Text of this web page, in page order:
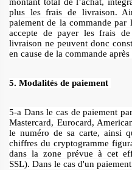
montant total de l’achat,
plus les frais de livraison.
paiement de la commande par
accepte de payer les frais
livraison ne peuvent donc
en cause de la commande
5. Modalités de paiement
5-a Dans le cas de paiement
Mastercard, Eurocard,
le numéro de sa carte, ainsi
chiffres du cryptogramme
dans la zone prévue à cet
SSL). Dans le cas d'un